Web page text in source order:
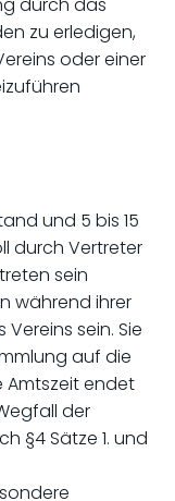
zu erledigen,
oder einer
und 5 bis 15
durch Vertreter
sein
während ihrer
sein. Sie
auf die
Amtszeit endet
der
§4 Sätze 1. und